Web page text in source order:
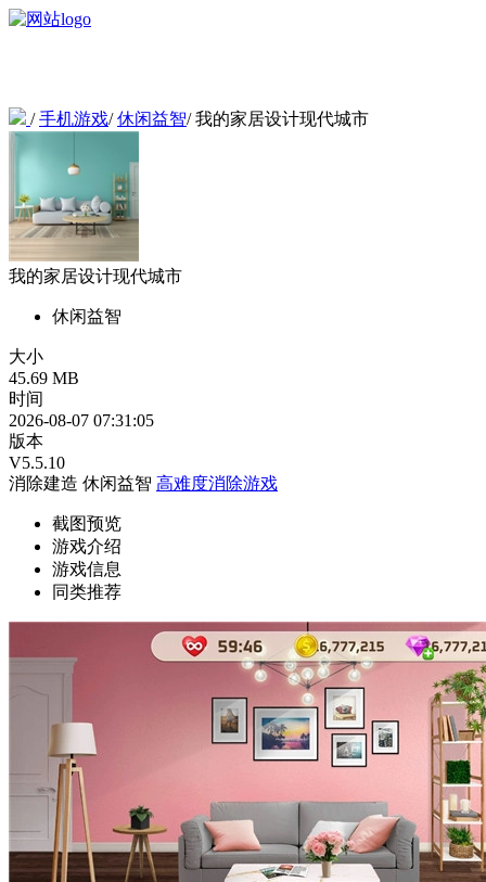
/手机游戏/休闲益智/我的家居设计现代城市
我的家居设计现代城市
休闲益智
大小
45.69 MB
时间
2026-08-07 07:31:05
版本
V5.5.10
消除建造 休闲益智 高难度消除游戏
截图预览
游戏介绍
游戏信息
同类推荐